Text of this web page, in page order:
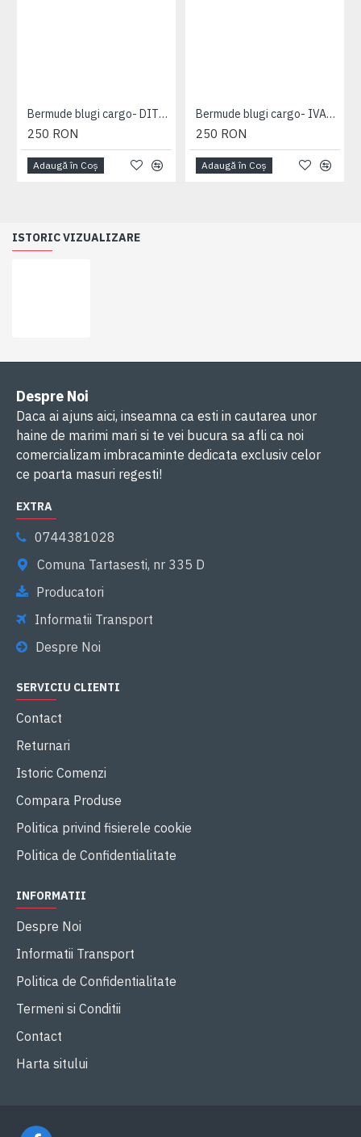
Bermude blugi cargo- DITO B - MID USED - 2XL 3XL 4XL 5XL 6XL 7XL
250 RON
Adaugă în Coş
Bermude blugi cargo- IVAN DARK USED - 2XL 3XL 4XL 5XL 6XL 7XL
250 RON
Adaugă în Coş
ISTORIC VIZUALIZARE
Despre Noi
Daca ai ajuns aici, inseamna ca esti in cautarea unor
haine de marimi mari si te vei bucura sa afli ca noi
comercializam imbracaminte dedicata exclusiv celor
ce poarta masuri regesti!
EXTRA
0744381028
Comuna Tartasesti, nr 335 D
Producatori
Informatii Transport
Despre Noi
SERVICIU CLIENTI
Contact
Returnari
Istoric Comenzi
Compara Produse
Politica privind fisierele cookie
Politica de Confidentialitate
INFORMATII
Despre Noi
Informatii Transport
Politica de Confidentialitate
Termeni si Conditii
Contact
Harta sitului